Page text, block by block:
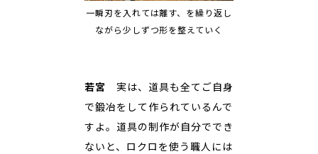
一瞬刃を入れては離す、を繰り返し
ながら少しずつ形を整えていく
若宮
実は、道具も全てご自身
で鍛冶をして作られているんで
すよ。道具の制作が自分ででき
ないと、ロクロを使う職人には